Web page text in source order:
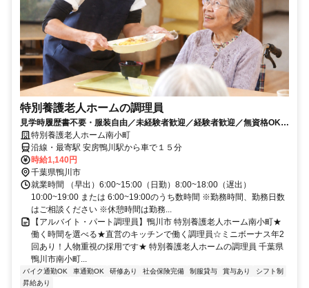
特別養護老人ホームの調理員
見学時履歴書不要・服装自由／未経験者歓迎／経験者歓迎／無資格OK／
資格保有者優遇／教育体制充実／賞与昇給あり
特別養護老人ホーム南小町
沿線・最寄駅 安房鴨川駅から車で１５分
時給1,140円
千葉県鴨川市
就業時間 （早出）6:00~15:00（日勤）8:00~18:00（遅出）
10:00~19:00 または 6:00~19:00のうち数時間 ※勤務時間、勤務日数
はご相談ください ※休憩時間は勤務...
【アルバイト・パート調理員】鴨川市 特別養護老人ホーム南小町★
働く時間を選べる★直営のキッチンで働く調理員☆ミニボーナス年2
回あり！人物重視の採用です★ 特別養護老人ホームの調理員 千葉県
鴨川市南小町...
バイク通勤OK 車通勤OK 研修あり 社会保険完備 制服貸与 賞与あり
シフト制
昇給あり